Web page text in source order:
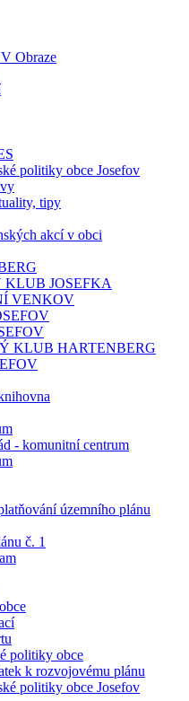
Obraze
politiky obce Josefov
tipy
akcí v obci
JOSEFKA
VENKOV
KLUB HARTENBERG
- komunitní centrum
územního plánu
č. 1
politiky obce
k rozvojovému plánu
politiky obce Josefov